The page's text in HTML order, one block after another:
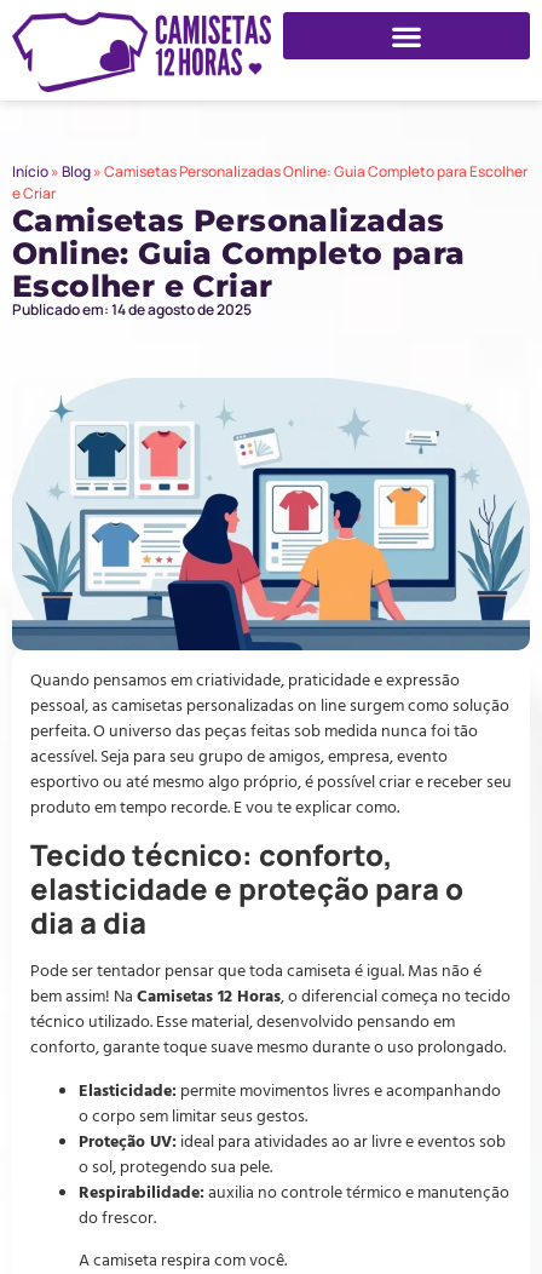
Início»Blog»Camisetas Personalizadas Online: Guia Completo para Escolher
e Criar
Camisetas Personalizadas
Online: Guia Completo para
Escolher e Criar
Publicado em: 14 de agosto de 2025
Quando pensamos em criatividade, praticidade e expressão
pessoal, as camisetas personalizadas on line surgem como solução
perfeita. O universo das peças feitas sob medida nunca foi tão
acessível. Seja para seu grupo de amigos, empresa, evento
esportivo ou até mesmo algo próprio, é possível criar e receber seu
produto em tempo recorde. E vou te explicar como.
Tecido técnico: conforto,
elasticidade e proteção para o
dia a dia
Pode ser tentador pensar que toda camiseta é igual. Mas não é
bem assim! Na Camisetas 12 Horas, o diferencial começa no tecido
técnico utilizado. Esse material, desenvolvido pensando em
conforto, garante toque suave mesmo durante o uso prolongado.
Elasticidade: permite movimentos livres e acompanhando
o corpo sem limitar seus gestos.
Proteção UV: ideal para atividades ao ar livre e eventos sob
o sol, protegendo sua pele.
Respirabilidade: auxilia no controle térmico e manutenção
do frescor.
A camiseta respira com você.